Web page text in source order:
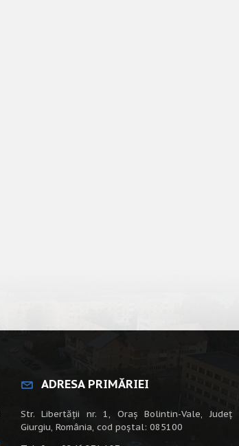
ADRESA PRIMĂRIEI
Str. Libertății nr. 1, Oraș Bolintin-Vale, Județ
Giurgiu, România, cod poștal: 085100